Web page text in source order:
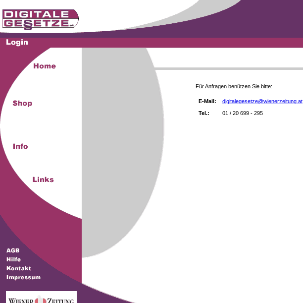
Für Anfragen benützen Sie bitte:
E-Mail:
digitalegesetze@wienerzeitung.at
Tel.:
01 / 20 699 - 295